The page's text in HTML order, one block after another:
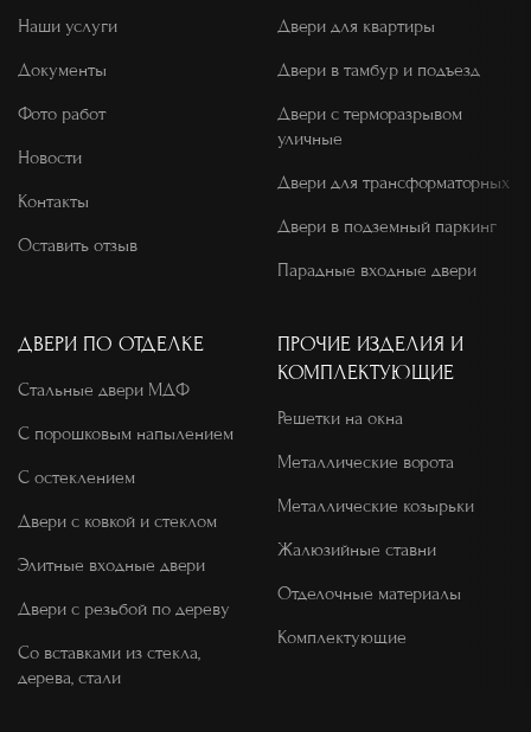
Наши услуги
Документы
Фото работ
Новости
Контакты
Оставить отзыв
Двери для квартиры
Двери в тамбур и подъезд
Двери с терморазрывом
уличные
Двери для трансформаторных
Двери в подземный паркинг
Парадные входные двери
ДВЕРИ ПО ОТДЕЛКЕ
Стальные двери МДФ
С порошковым напылением
С остеклением
Двери с ковкой и стеклом
Элитные входные двери
Двери с резьбой по дереву
Со вставками из стекла,
дерева, стали
ПРОЧИЕ ИЗДЕЛИЯ И
КОМПЛЕКТУЮЩИЕ
Решетки на окна
Металлические ворота
Металлические козырьки
Жалюзийные ставни
Отделочные материалы
Комплектующие